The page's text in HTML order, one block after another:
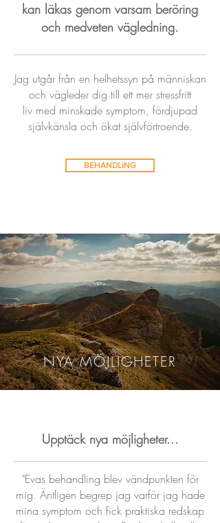
kan läkas genom varsam beröring
och medveten vägledning.
Jag utgår från en helhetssyn på människan
och vägleder dig till ett mer stressfritt
liv med minskade symptom, fördjupad
självkänsla och ökat självförtroende.
BEHANDLING
NYA MÖJLIGHETER
Upptäck nya möjligheter...
"Evas behandling blev vändpunkten för
mig. Äntligen begrep jag varför jag hade
mina symptom och fick praktiska redskap